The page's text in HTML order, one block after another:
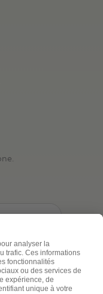
nom, prénom,
et numéro de
demandes de